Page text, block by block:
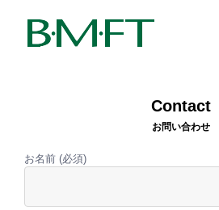
content
Contact
お問い合わせ
お名前 (必須)